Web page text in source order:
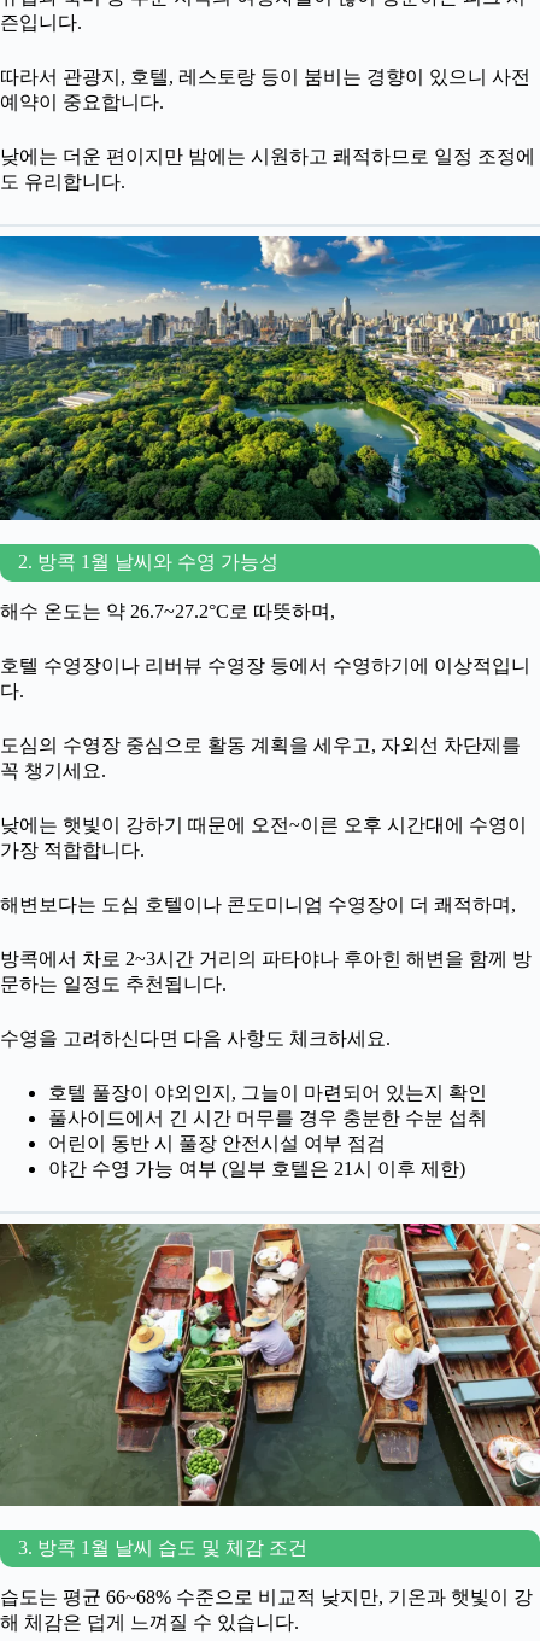
즌입니다.
따라서 관광지, 호텔, 레스토랑 등이 붐비는 경향이 있으니 사전
예약이 중요합니다.
낮에는 더운 편이지만 밤에는 시원하고 쾌적하므로 일정 조정에
도 유리합니다.
2. 방콕 1월 날씨와 수영 가능성
해수 온도는 약 26.7~27.2°C로 따뜻하며,
호텔 수영장이나 리버뷰 수영장 등에서 수영하기에 이상적입니
다.
도심의 수영장 중심으로 활동 계획을 세우고, 자외선 차단제를
꼭 챙기세요.
낮에는 햇빛이 강하기 때문에 오전~이른 오후 시간대에 수영이
가장 적합합니다.
해변보다는 도심 호텔이나 콘도미니엄 수영장이 더 쾌적하며,
방콕에서 차로 2~3시간 거리의 파타야나 후아힌 해변을 함께 방
문하는 일정도 추천됩니다.
수영을 고려하신다면 다음 사항도 체크하세요.
호텔 풀장이 야외인지, 그늘이 마련되어 있는지 확인
풀사이드에서 긴 시간 머무를 경우 충분한 수분 섭취
어린이 동반 시 풀장 안전시설 여부 점검
야간 수영 가능 여부 (일부 호텔은 21시 이후 제한)
3. 방콕 1월 날씨 습도 및 체감 조건
습도는 평균 66~68% 수준으로 비교적 낮지만, 기온과 햇빛이 강
해 체감은 덥게 느껴질 수 있습니다.